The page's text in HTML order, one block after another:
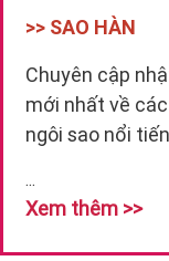
>> SAO HÀN
Chuyên cập
mới nhất về
ngôi sao nổi
...
Xem thêm >>